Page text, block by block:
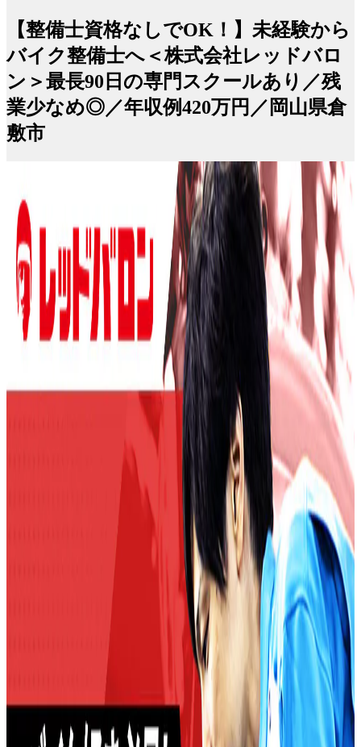
【整備士資格なしでOK！】未経験から
バイク整備士へ＜株式会社レッドバロ
ン＞最長90日の専門スクールあり／残
業少なめ◎／年収例420万円／岡山県倉
敷市